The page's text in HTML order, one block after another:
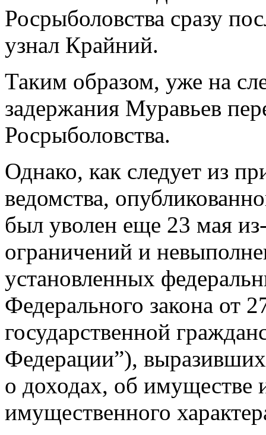
Росрыболовства сразу
узнал Крайний.
Таким образом, уже на
задержания Муравьев
Росрыболовства.
Однако, как следует из
ведомства,
был уволен еще 23 мая
ограничений и
установленных
Федерального закона
государственной
Федерации”),
о доходах, об имуществе
имущественного